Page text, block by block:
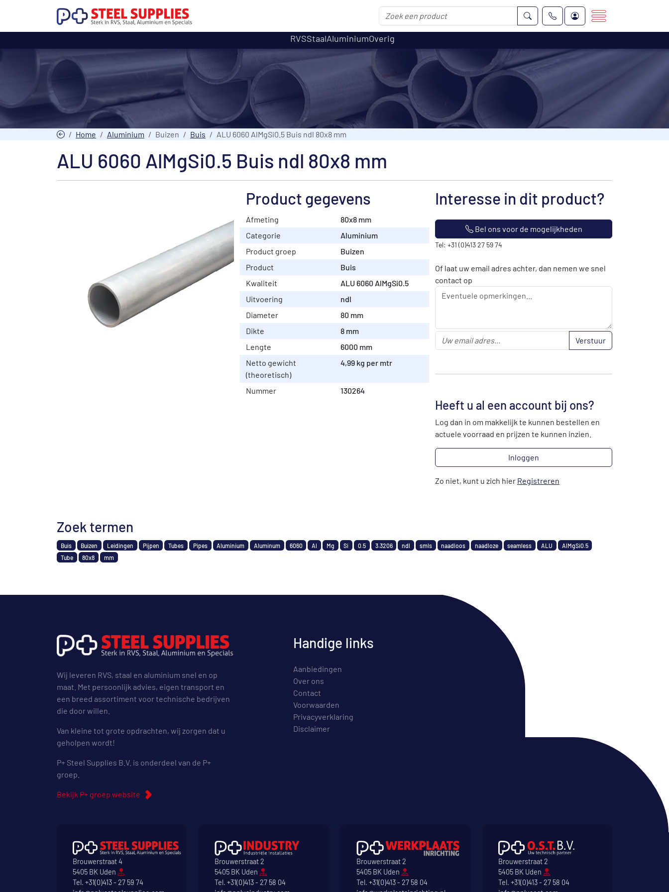
RVSStaalAluminiumOverig
Home Aluminium Buizen Buis ALU 6060 AlMgSi0.5 Buis ndl 80x8 mm
ALU 6060 AlMgSi0.5 Buis ndl 80x8 mm
Product gegevens
Afmeting
80x8 mm
Categorie
Aluminium
Product groep
Buizen
Product
Buis
Kwaliteit
ALU 6060 AlMgSi0.5
Uitvoering
ndl
Diameter
80 mm
Dikte
8 mm
Lengte
6000 mm
Netto gewicht
(theoretisch)
4,99 kg per mtr
Nummer 130264
Interesse in dit product?
Bel ons voor de mogelijkheden
Tel: +31 (0)413 27 59 74
Of laat uw email adres achter, dan nemen we snel
contact op
Verstuur
Heeft u al een account bij ons?
Log dan in om makkelijk te kunnen bestellen en
actuele voorraad en prijzen te kunnen inzien.
Inloggen
Zo niet, kunt u zich hier Registreren
Zoek termen
Buis Buizen Leidingen Pijpen Tubes Pipes Aluminium Aluminum 6060 Al Mg Si 0.5 3.3206 ndl smls naadloos naadloze seamless ALU
AlMgSi0.5
Tube
80x8 mm
Wij leveren RVS, staal en aluminium snel en op
maat. Met persoonlijk advies, eigen transport en
een breed assortiment voor technische bedrijven
die door willen.
Van kleine tot grote opdrachten, wij zorgen dat u
geholpen wordt!
P+ Steel Supplies B.V. is onderdeel van de P+
groep.
Bekijk P+ groep website
Handige links
Aanbiedingen
Over ons
Contact
Voorwaarden
Privacyverklaring
Disclaimer
Brouwerstraat 4
5405 BK Uden
Tel. +31(0)413 - 27 59 74
Brouwerstraat 2
5405 BK Uden
Tel. +31(0)413 - 27 58 04
Brouwerstraat 2
5405 BK Uden
Tel. +31(0)413 - 27 58 04
Brouwerstraat 2
5405 BK Uden
Tel. +31(0)413 - 27 58 04